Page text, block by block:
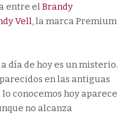
entre elBrandy
Vell, la marca Premium
día de hoy es un misterio.
en las antiguas
conocemos hoy aparece
no alcanza